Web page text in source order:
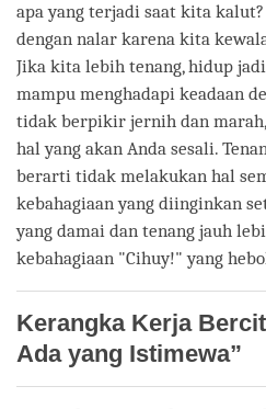
apa yang terjadi saat kita
dengan nalar karena kita
Jika kita lebih tenang, hidup
mampu menghadapi keadaan
tidak berpikir jernih dan
hal yang akan Anda sesali.
berarti tidak melakukan hal
kebahagiaan yang diinginkan
yang damai dan tenang jauh
kebahagiaan "Cihuy!" yang
Kerangka Kerja
Ada yang Istimewa”